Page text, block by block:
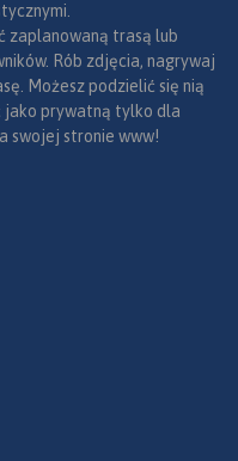
zaplanowaną trasą lub
Rób zdjęcia, nagrywaj
Możesz podzielić się nią
jako prywatną tylko dla
swojej stronie www!